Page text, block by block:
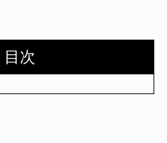
目次